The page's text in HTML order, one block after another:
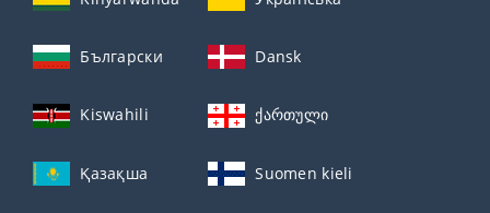
Български Dansk
Kiswahili ქართული
Қазақша Suomen kieli